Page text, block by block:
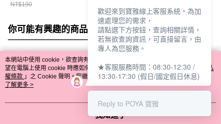
NT$190
你可能有興趣的商品 全站排行
熱門標籤
本網站中使用 cookie，欲查詢有關本網站使用 cookie 方式之詳情，及若您不希
望在電腦上使用 cookie 時應如何變更電腦的 cookie 設定，請參閱本網站「
隱私
權條款 」之 Cookie 聲明。您繼續使用本網站即表示您同意本公司得按本網站使
用條款之 Cookie 聲明使用 cookie。
了解更多 >
我知道了
歡迎來到寶雅線上客服系統。為加
速處理您的需求，
請點選下方按鈕，查詢相關詳情，
若無欲查詢資訊，可直接留言，由
專人為您服務。
★客服服務時間：08:30-12:30 /
13:30-17:30 (假日/國定假日休息)
Reply to POYA 寶雅